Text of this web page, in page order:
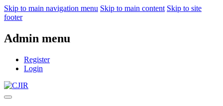
Skip to main navigation menu Skip to main content Skip to site
footer
Admin menu
Register
Login